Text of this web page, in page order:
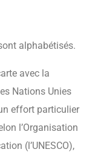
alphabétisés.
avec la
Nations Unies
effort particulier
l’Organisation
(l’UNESCO),